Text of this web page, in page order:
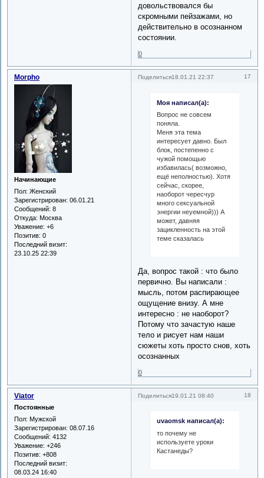
довольствовался бы
скромными пейзажами, но
действительно в осознанном
состоянии.
0
Поделиться 17
18.01.21 22:37
Morpho
Начинающие
Пол: Женский
Зарегистрирован: 06.01.21
Сообщений: 8
Откуда: Москва
Уважение: +6
Позитив: 0
Последний визит:
23.10.25 22:39
Моя написал(а):
Вопрос не совсем
поняла.
Меня эта тема
интересует давно. Был
блок, постепенно с
чужой помощью
избавилась( возможно,
ещё неполностью). Хотя
сейчас, скорее,
наоборот чересчур
много сексуальной
энергии неуемной))) А
может, давняя
зацикленность на этой
теме сказалась
Да, вопрос такой : что было
первично. Вы написали :
мысль, потом распирающее
ощущение внизу. А мне
интересно : не наоборот?
Потому что зачастую наше
тело и рисует нам наши
сюжеты хоть просто снов, хоть
осознанных
0
Поделиться 18
19.01.21 08:40
Viator
Постоянные
Пол: Мужской
Зарегистрирован: 08.07.16
Сообщений: 4132
Уважение: +246
Позитив: +808
Последний визит:
08.03.24 16:40
uvaomsk написал(а):
то почему не
используете уроки
Кастанеды?